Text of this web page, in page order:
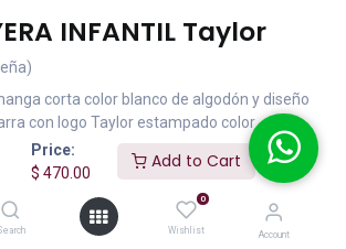
Price:
$ 470.00
Add to Cart
0
Wishlist Account
INFANTIL Taylor
corta color blanco de algodón y diseño
con logo Taylor estampado color
12 meses.